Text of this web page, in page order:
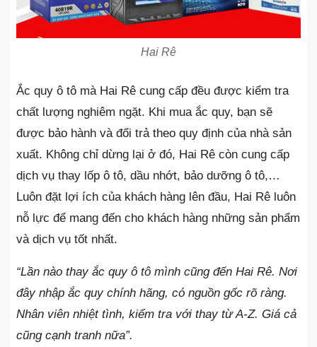
Hai Rê
Ắc quy ô tô mà Hai Rê cung cấp đều được kiểm tra
chất lượng nghiêm ngặt. Khi mua ắc quy, bạn sẽ
được bảo hành và đổi trả theo quy định của nhà sản
xuất. Không chỉ dừng lại ở đó, Hai Rê còn cung cấp
dịch vụ thay lốp ô tô, dầu nhớt, bảo dưỡng ô tô,…
Luôn đặt lợi ích của khách hàng lên đầu, Hai Rê luôn
nỗ lực để mang đến cho khách hàng những sản phẩm
và dịch vụ tốt nhất.
“Lần nào thay ắc quy ô tô mình cũng đến Hai Rê. Nơi
đây nhập ắc quy chính hãng, có nguồn gốc rõ ràng.
Nhân viên nhiệt tình, kiểm tra với thay từ A-Z. Giá cả
cũng cạnh tranh nữa”.